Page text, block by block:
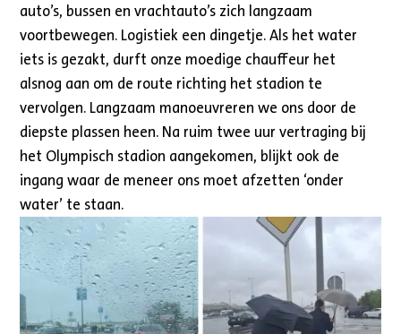
auto’s, bussen en vrachtauto’s zich langzaam
voortbewegen. Logistiek een dingetje. Als het water
iets is gezakt, durft onze moedige chauffeur het
alsnog aan om de route richting het stadion te
vervolgen. Langzaam manoeuvreren we ons door de
diepste plassen heen. Na ruim twee uur vertraging bij
het Olympisch stadion aangekomen, blijkt ook de
ingang waar de meneer ons moet afzetten ‘onder
water’ te staan.